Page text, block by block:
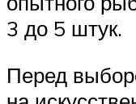
3 до 5 штук.
Перед